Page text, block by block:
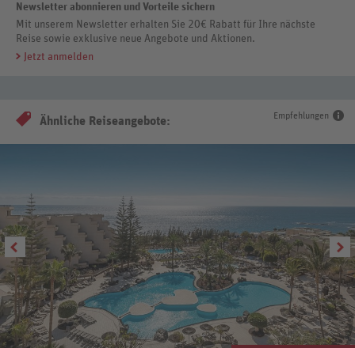
Newsletter abonnieren und Vorteile sichern
Mit unserem Newsletter erhalten Sie 20€ Rabatt für Ihre nächste
Reise sowie exklusive neue Angebote und Aktionen.
Jetzt anmelden
Empfehlungen
Ähnliche Reiseangebote: